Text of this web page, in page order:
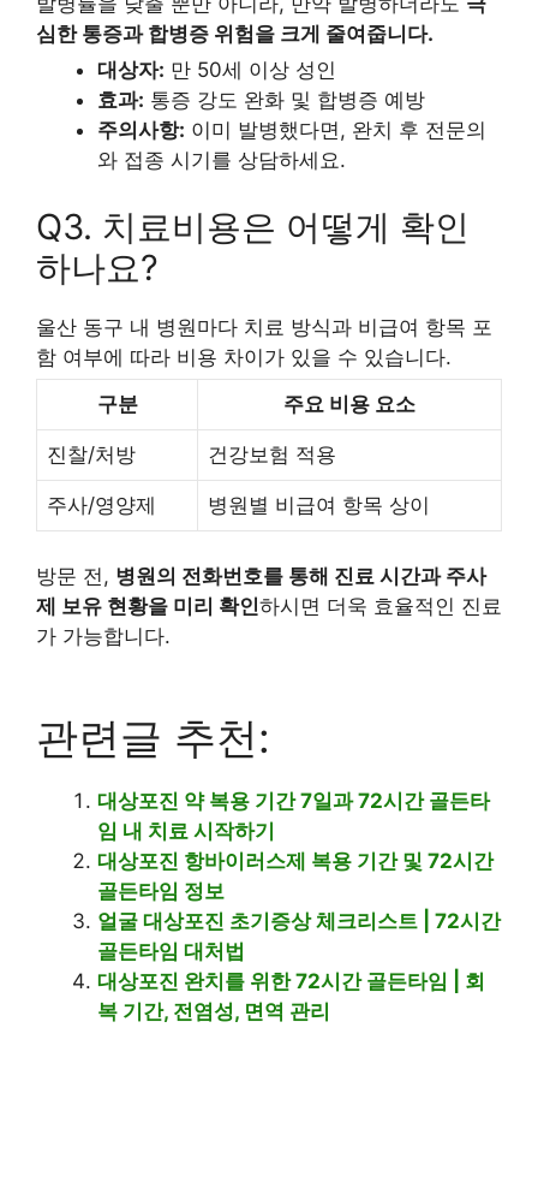
심한 통증과 합병증 위험을 크게 줄여줍니다.
대상자: 만 50세 이상 성인
효과: 통증 강도 완화 및 합병증 예방
주의사항: 이미 발병했다면, 완치 후 전문의
와 접종 시기를 상담하세요.
Q3. 치료비용은 어떻게 확인
하나요?
울산 동구 내 병원마다 치료 방식과 비급여 항목 포
함 여부에 따라 비용 차이가 있을 수 있습니다.
구분
주요 비용 요소
진찰/처방 건강보험 적용
주사/영양제 병원별 비급여 항목 상이
방문 전, 병원의 전화번호를 통해 진료 시간과 주사
제 보유 현황을 미리 확인하시면 더욱 효율적인 진료
가 가능합니다.
관련글 추천:
대상포진 약 복용 기간 7일과 72시간 골든타
임 내 치료 시작하기
대상포진 항바이러스제 복용 기간 및 72시간
골든타임 정보
얼굴 대상포진 초기증상 체크리스트 | 72시간
골든타임 대처법
대상포진 완치를 위한 72시간 골든타임 | 회
복 기간, 전염성, 면역 관리